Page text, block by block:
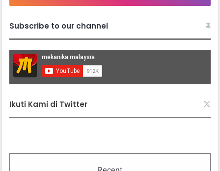
Subscribe to our channel
Ikuti Kami di Twitter